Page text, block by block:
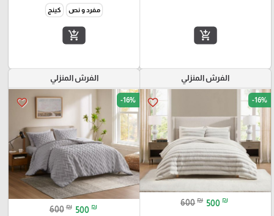
add_shopping_cart
مفرد و نص كينج
add_shopping_cart
الفرش المنزلي
favorite_border -16%
600 ₪ 500 ₪
الفرش المنزلي
favorite_border -16%
600 ₪ 500 ₪